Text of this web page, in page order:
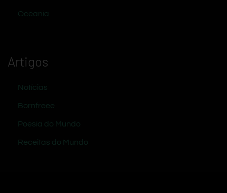
Oceania
Artigos
Notícias
Bornfreee
Poesia do Mundo
Receitas do Mundo